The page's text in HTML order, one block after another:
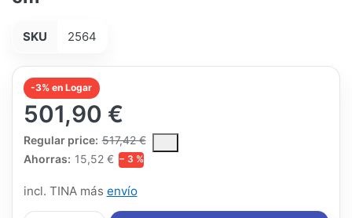
SKU 2564
-3% en Logar
501,90 €
Regular price: 517,42 €
The Regular Price is the median selling price paid by
Ahorras: 15,52 € − 3 %
incl. TINA más envío